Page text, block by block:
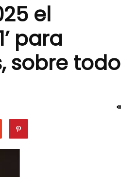
el
para
sobre todo